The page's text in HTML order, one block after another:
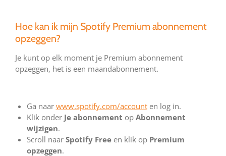
Hoe kan ik mijn Spotify Premium abonnement
opzeggen?
Je kunt op elk moment je Premium abonnement
opzeggen, het is een maandabonnement.
Ga naar www.spotify.com/account en log in.
Klik onder Je abonnement op Abonnement
wijzigen.
Scroll naar Spotify Free en klik op Premium
opzeggen.